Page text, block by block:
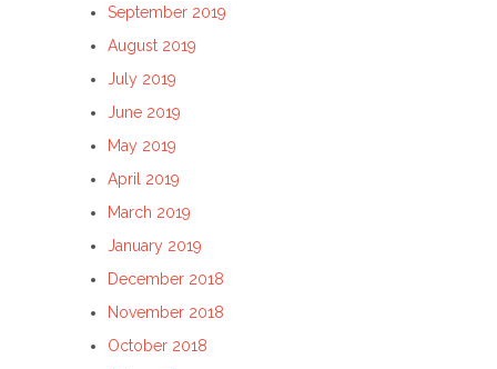
September 2019
August 2019
July 2019
June 2019
May 2019
April 2019
March 2019
January 2019
December 2018
November 2018
October 2018